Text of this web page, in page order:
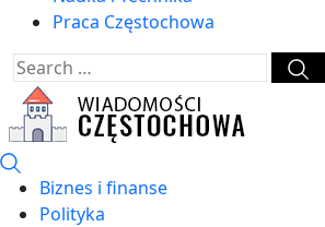
Praca Częstochowa
Biznes i finanse
Polityka